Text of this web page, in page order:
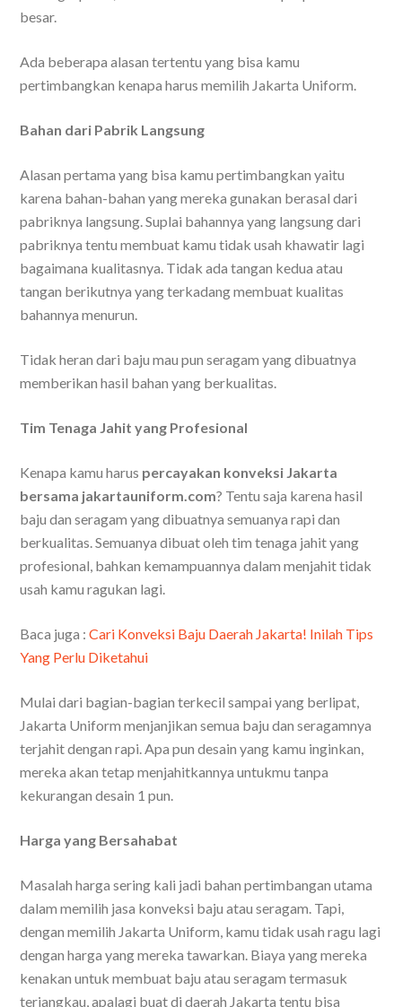
besar.
Ada beberapa alasan tertentu yang bisa kamu
pertimbangkan kenapa harus memilih Jakarta Uniform.
Bahan dari Pabrik Langsung
Alasan pertama yang bisa kamu pertimbangkan yaitu
karena bahan-bahan yang mereka gunakan berasal dari
pabriknya langsung. Suplai bahannya yang langsung dari
pabriknya tentu membuat kamu tidak usah khawatir lagi
bagaimana kualitasnya. Tidak ada tangan kedua atau
tangan berikutnya yang terkadang membuat kualitas
bahannya menurun.
Tidak heran dari baju mau pun seragam yang dibuatnya
memberikan hasil bahan yang berkualitas.
Tim Tenaga Jahit yang Profesional
Kenapa kamu harus percayakan konveksi Jakarta
bersama jakartauniform.com? Tentu saja karena hasil
baju dan seragam yang dibuatnya semuanya rapi dan
berkualitas. Semuanya dibuat oleh tim tenaga jahit yang
profesional, bahkan kemampuannya dalam menjahit tidak
usah kamu ragukan lagi.
Baca juga :Cari Konveksi Baju Daerah Jakarta! Inilah Tips
Yang Perlu Diketahui
Mulai dari bagian-bagian terkecil sampai yang berlipat,
Jakarta Uniform menjanjikan semua baju dan seragamnya
terjahit dengan rapi. Apa pun desain yang kamu inginkan,
mereka akan tetap menjahitkannya untukmu tanpa
kekurangan desain 1 pun.
Harga yang Bersahabat
Masalah harga sering kali jadi bahan pertimbangan utama
dalam memilih jasa konveksi baju atau seragam. Tapi,
dengan memilih Jakarta Uniform, kamu tidak usah ragu lagi
dengan harga yang mereka tawarkan. Biaya yang mereka
kenakan untuk membuat baju atau seragam termasuk
terjangkau, apalagi buat di daerah Jakarta tentu bisa